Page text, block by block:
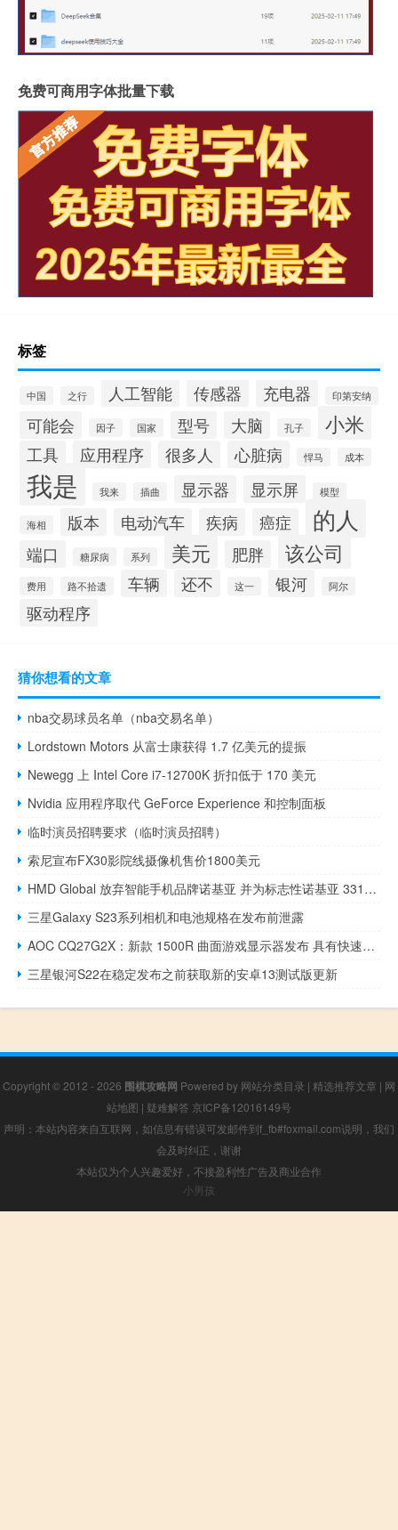
免费可商用字体批量下载
标签
中国 之行 人工智能 传感器 充电器 印第安纳
可能会 因子 国家 型号 大脑 孔子 小米
工具 应用程序 很多人 心脏病 悍马 成本
我是 我来 插曲 显示器 显示屏 模型
海相 版本 电动汽车 疾病 癌症 的人
端口 糖尿病 系列 美元 肥胖 该公司
费用 路不拾遗 车辆 还不 这一 银河 阿尔
驱动程序
猜你想看的文章
nba交易球员名单（nba交易名单）
Lordstown Motors 从富士康获得 1.7 亿美元的提振
Newegg 上 Intel Core i7-12700K 折扣低于 170 美元
Nvidia 应用程序取代 GeForce Experience 和控制面板
临时演员招聘要求（临时演员招聘）
索尼宣布FX30影院线摄像机售价1800美元
HMD Global 放弃智能手机品牌诺基亚 并为标志性诺基亚 3310 进行 5G 更新
三星Galaxy S23系列相机和电池规格在发布前泄露
AOC CQ27G2X：新款 1500R 曲面游戏显示器发布 具有快速刷新率
三星银河S22在稳定发布之前获取新的安卓13测试版更新
Copyright © 2012 - 2026 围棋攻略网 Powered by 网站分类目录 | 精选推荐文章 | 网
站地图 | 疑难解答 京ICP备12016149号
声明：本站内容来自互联网，如信息有错误可发邮件到f_fb#foxmail.com说明，我们
会及时纠正，谢谢
本站仅为个人兴趣爱好，不接盈利性广告及商业合作
小男孩